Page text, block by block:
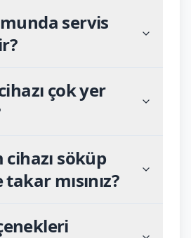
servis
çok yer
cihazı söküp
mısınız?